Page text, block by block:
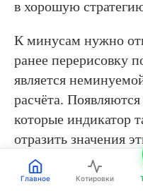
в хорошую
К минусам нужно
ранее перерисовку
является
расчёта.
которые индикатор
отразить значения
построении ценовых
Главное Котировки